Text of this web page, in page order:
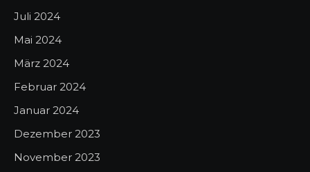
Juli 2024
Mai 2024
März 2024
Februar 2024
Januar 2024
Dezember 2023
November 2023